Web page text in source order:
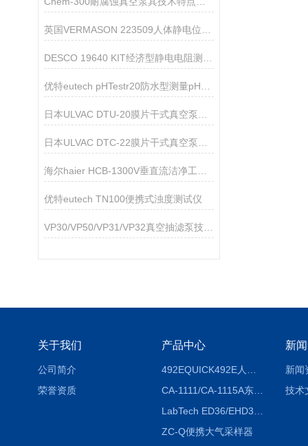
优特eutech TN100便携式浊度测试仪
VP30/VP50/VP31/VP32真空抽滤泵技术参数
关于我们
公司简介
荣誉资质
产品中心
CA-1111/CA-1115A东京理化EYELA CA-1111/CA-1115A冷却水循环装置
ZC-Q便携大气采样器
新
新闻
技术